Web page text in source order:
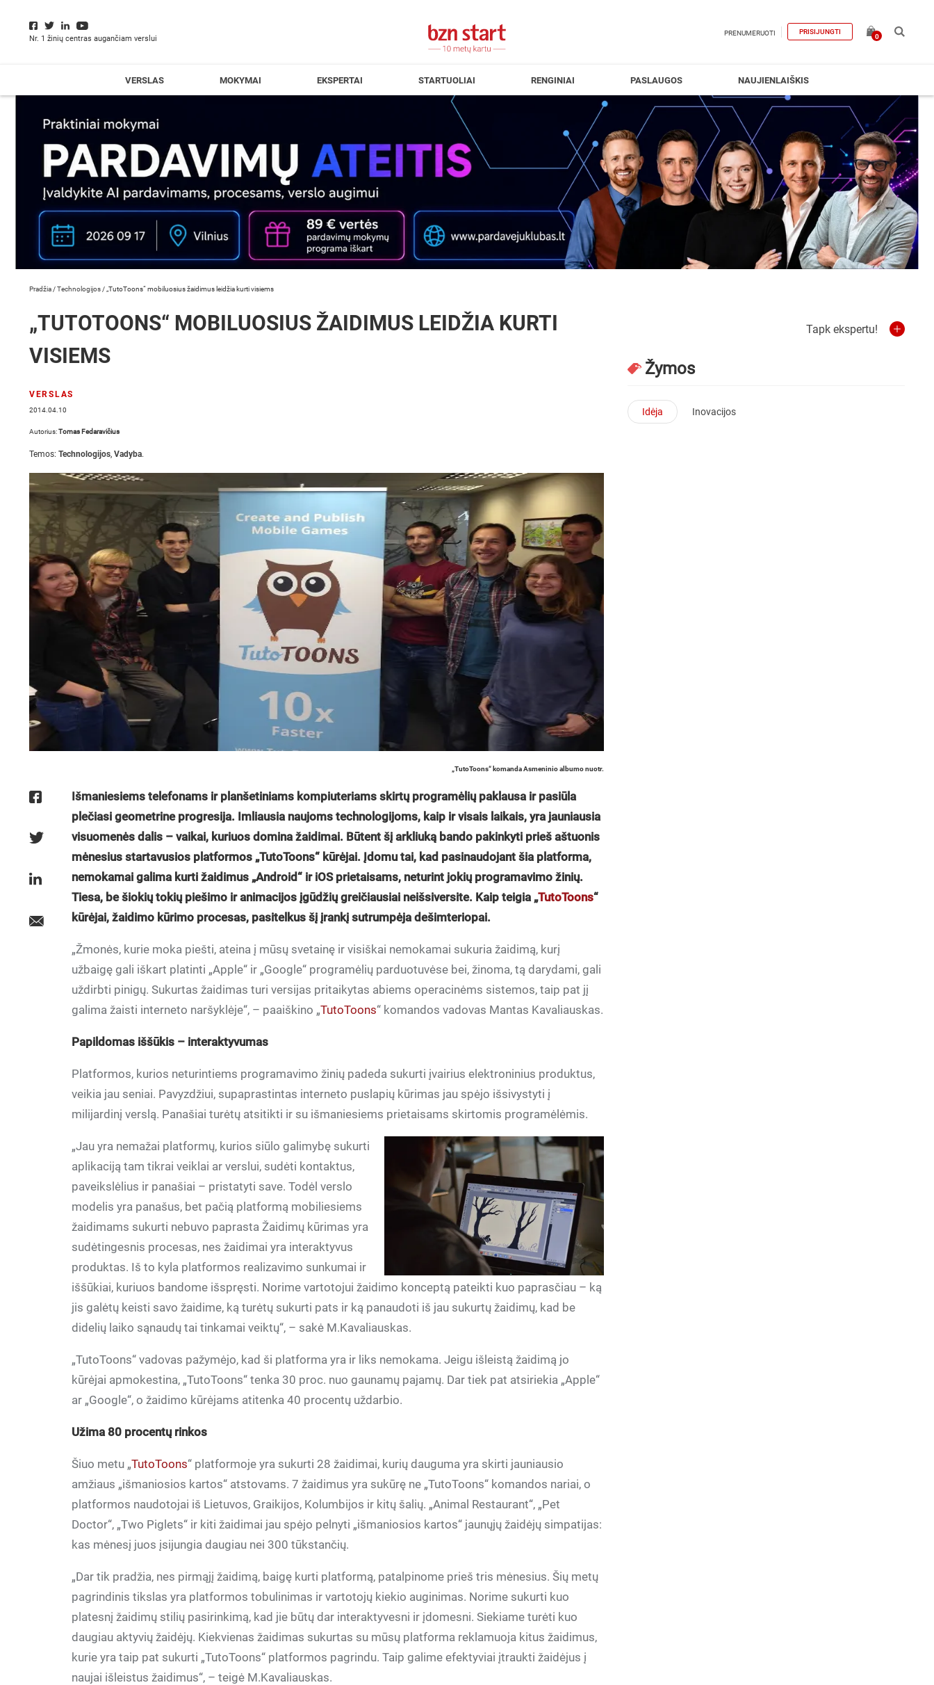
Nr. 1 žinių centras augančiam verslui
PRENUMERUOTI PRISIJUNGTI
0
VERSLAS MOKYMAI EKSPERTAI STARTUOLIAI RENGINIAI PASLAUGOS NAUJIENLAIŠKIS
Pradžia /Technologijos / „TutoToons“ mobiluosius žaidimus leidžia kurti visiems
„TUTOTOONS“ MOBILUOSIUS ŽAIDIMUS LEIDŽIA KURTI
VISIEMS
VERSLAS
2014.04.10
Autorius:Tomas Fedaravičius
Temos: Technologijos, Vadyba.
„TutoToons“ komanda Asmeninio albumo nuotr.
Išmaniesiems telefonams ir planšetiniams kompiuteriams skirtų programėlių paklausa ir pasiūla
plečiasi geometrine progresija. Imliausia naujoms technologijoms, kaip ir visais laikais, yra jauniausia
visuomenės dalis – vaikai, kuriuos domina žaidimai. Būtent šį arkliuką bando pakinkyti prieš aštuonis
mėnesius startavusios platformos „TutoToons“ kūrėjai. Įdomu tai, kad pasinaudojant šia platforma,
nemokamai galima kurti žaidimus „Android“ ir iOS prietaisams, neturint jokių programavimo žinių.
Tiesa, be šiokių tokių piešimo ir animacijos įgūdžių greičiausiai neišsiversite. Kaip teigia „TutoToons“
kūrėjai, žaidimo kūrimo procesas, pasitelkus šį įrankį sutrumpėja dešimteriopai.
„Žmonės, kurie moka piešti, ateina į mūsų svetainę ir visiškai nemokamai sukuria žaidimą, kurį
užbaigę gali iškart platinti „Apple“ ir „Google“ programėlių parduotuvėse bei, žinoma, tą darydami, gali
uždirbti pinigų. Sukurtas žaidimas turi versijas pritaikytas abiems operacinėms sistemos, taip pat jį
galima žaisti interneto naršyklėje“, – paaiškino „TutoToons“ komandos vadovas Mantas Kavaliauskas.
Papildomas iššūkis – interaktyvumas
Platformos, kurios neturintiems programavimo žinių padeda sukurti įvairius elektroninius produktus,
veikia jau seniai. Pavyzdžiui, supaprastintas interneto puslapių kūrimas jau spėjo išsivystyti į
milijardinį verslą. Panašiai turėtų atsitikti ir su išmaniesiems prietaisams skirtomis programėlėmis.
„Jau yra nemažai platformų, kurios siūlo galimybę sukurti
aplikaciją tam tikrai veiklai ar verslui, sudėti kontaktus,
paveikslėlius ir panašiai – pristatyti save. Todėl verslo
modelis yra panašus, bet pačią platformą mobiliesiems
žaidimams sukurti nebuvo paprasta Žaidimų kūrimas yra
sudėtingesnis procesas, nes žaidimai yra interaktyvus
produktas. Iš to kyla platformos realizavimo sunkumai ir
iššūkiai, kuriuos bandome išspręsti. Norime vartotojui žaidimo konceptą pateikti kuo paprasčiau – ką
jis galėtų keisti savo žaidime, ką turėtų sukurti pats ir ką panaudoti iš jau sukurtų žaidimų, kad be
didelių laiko sąnaudų tai tinkamai veiktų“, – sakė M.Kavaliauskas.
„TutoToons“ vadovas pažymėjo, kad ši platforma yra ir liks nemokama. Jeigu išleistą žaidimą jo
kūrėjai apmokestina, „TutoToons“ tenka 30 proc. nuo gaunamų pajamų. Dar tiek pat atsiriekia „Apple“
ar „Google“, o žaidimo kūrėjams atitenka 40 procentų uždarbio.
Užima 80 procentų rinkos
Šiuo metu „TutoToons“ platformoje yra sukurti 28 žaidimai, kurių dauguma yra skirti jauniausio
amžiaus „išmaniosios kartos“ atstovams. 7 žaidimus yra sukūrę ne „TutoToons“ komandos nariai, o
platformos naudotojai iš Lietuvos, Graikijos, Kolumbijos ir kitų šalių. „Animal Restaurant“, „Pet
Doctor“, „Two Piglets“ ir kiti žaidimai jau spėjo pelnyti „išmaniosios kartos“ jaunųjų žaidėjų simpatijas:
kas mėnesį juos įsijungia daugiau nei 300 tūkstančių.
„Dar tik pradžia, nes pirmąjį žaidimą, baigę kurti platformą, patalpinome prieš tris mėnesius. Šių metų
pagrindinis tikslas yra platformos tobulinimas ir vartotojų kiekio auginimas. Norime sukurti kuo
platesnį žaidimų stilių pasirinkimą, kad jie būtų dar interaktyvesni ir įdomesni. Siekiame turėti kuo
daugiau aktyvių žaidėjų. Kiekvienas žaidimas sukurtas su mūsų platforma reklamuoja kitus žaidimus,
kurie yra taip pat sukurti „TutoToons“ platformos pagrindu. Taip galime efektyviai įtraukti žaidėjus į
naujai išleistus žaidimus“, – teigė M.Kavaliauskas.
Tapk ekspertu!
Žymos
Idėja Inovacijos